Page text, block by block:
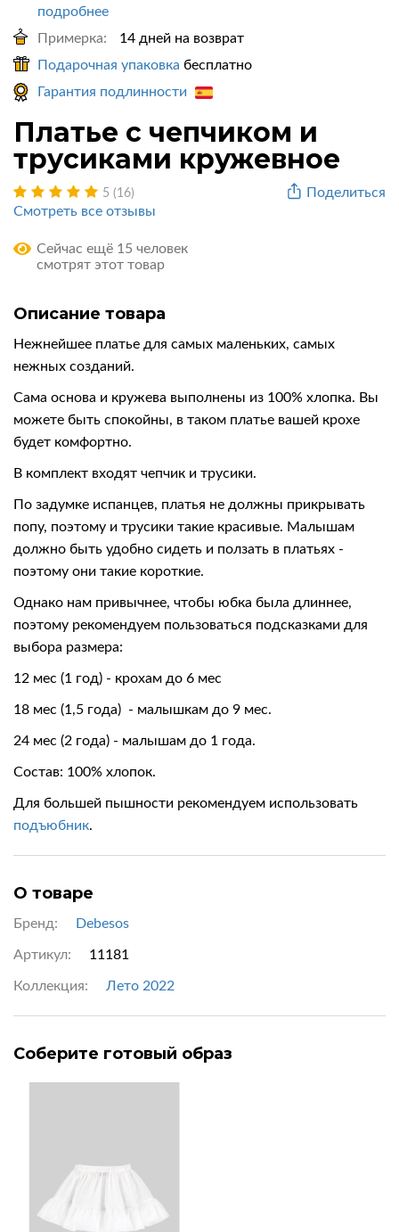
подробнее
Примерка:
14 дней на возврат
Подарочная упаковка бесплатно
Гарантия подлинности
Платье с чепчиком и
трусиками кружевное
Поделиться
5 (16)
Смотреть все отзывы
Сейчас ещё 15 человек
смотрят этот товар
Описание товара
Нежнейшее платье для самых маленьких, самых
нежных созданий.
Сама основа и кружева выполнены из 100% хлопка. Вы
можете быть спокойны, в таком платье вашей крохе
будет комфортно.
В комплект входят чепчик и трусики.
По задумке испанцев, платья не должны прикрывать
попу, поэтому и трусики такие красивые. Малышам
должно быть удобно сидеть и ползать в платьях -
поэтому они такие короткие.
Однако нам привычнее, чтобы юбка была длиннее,
поэтому рекомендуем пользоваться подсказками для
выбора размера:
12 мес (1 год) - крохам до 6 мес
18 мес (1,5 года) - малышкам до 9 мес.
24 мес (2 года) - малышам до 1 года.
Состав: 100% хлопок.
Для большей пышности рекомендуем использовать
подъюбник.
О товаре
Бренд: Debesos
Артикул: 11181
Коллекция: Лето 2022
Соберите готовый образ